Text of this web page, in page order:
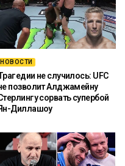
НОВОСТИ
не случилось: UFC
позволит Алджамейну
сорвать супербой
Диллашоу